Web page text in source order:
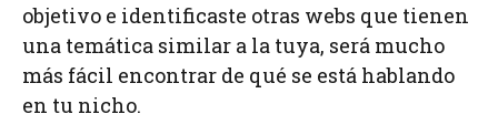
objetivo e identificaste otras webs que tienen
una temática similar a la tuya, será mucho
más fácil encontrar de qué se está hablando
en tu nicho.